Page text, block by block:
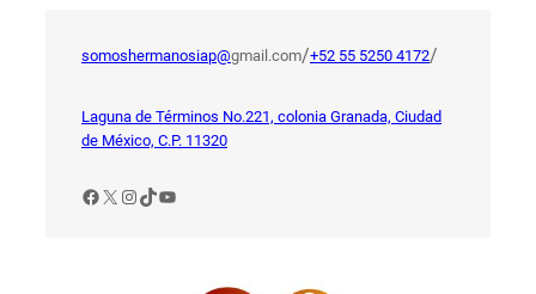
somoshermanosiap@gmail.com/+52 55 5250 4172/
Laguna de Términos No.221, colonia Granada, Ciudad
de México, C.P. 11320
Facebook
X Instagram
TikTok
YouTube